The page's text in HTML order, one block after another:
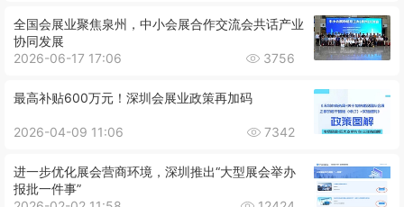
全国会展业聚焦泉州，中小会展合作交流会共话产业
协同发展
2026-06-17 17:06
3756
最高补贴600万元！深圳会展业政策再加码
2026-04-09 11:06 7342
进一步优化展会营商环境，深圳推出“大型展会举办
报批一件事”